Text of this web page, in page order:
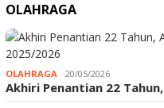
OLAHRAGA
OLAHRAGA 20/05/2026
Akhiri Penantian 22